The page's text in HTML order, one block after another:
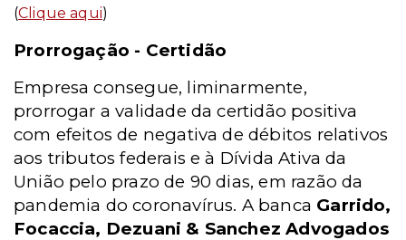
(Clique aqui)
Prorrogação - Certidão
Empresa consegue, liminarmente,
prorrogar a validade da certidão positiva
com efeitos de negativa de débitos relativos
aos tributos federais e à Dívida Ativa da
União pelo prazo de 90 dias, em razão da
pandemia do coronavírus. A banca Garrido,
Focaccia, Dezuani & Sanchez Advogados